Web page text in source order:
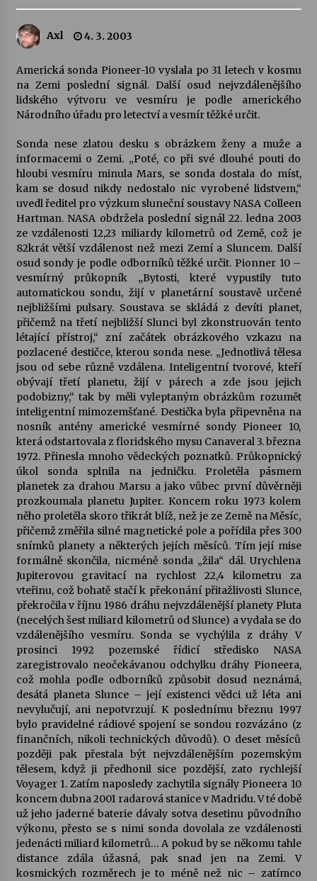
Veselí muzikanti
Pozvánka na integrační festival Quijotova
šedesátka: 28. 7.–1. 8. 2026
28. 7. 2026
Jenakaši
28. 7. 2026
Votavžatský ploty
23. 7. 2026
Letní koncerty ve Stromovce: Rufus Miller
22. 7. 2026
Vysočinka
17. 7. 2026
Ozvěny prázdnin
14. 7. 2026
Za kulturou kousek za Humpolec. V Želivě ožije
odkaz Josefa Čapka
13. 7. 2026
Varhanní recitál Michala Novenka v Klášteře
Želiv
3. 7. 2026
Petr Adamec – Malovaný svět
30. 6. 2026
Axl 4. 3. 2003
Americká sonda Pioneer-10 vyslala po 31 letech v kosmu
na Zemi poslední signál. Další osud nejvzdálenějšího
lidského výtvoru ve vesmíru je podle amerického
Národního úřadu pro letectví a vesmír těžké určit.
Sonda nese zlatou desku s obrázkem ženy a muže a
informacemi o Zemi. „Poté, co při své dlouhé pouti do
hloubi vesmíru minula Mars, se sonda dostala do míst,
kam se dosud nikdy nedostalo nic vyrobené lidstvem,“
uvedl ředitel pro výzkum sluneční soustavy NASA Colleen
Hartman. NASA obdržela poslední signál 22. ledna 2003
ze vzdálenosti 12,23 miliardy kilometrů od Země, což je
82krát větší vzdálenost než mezi Zemí a Sluncem. Další
osud sondy je podle odborníků těžké určit. Pionner 10 –
vesmírný průkopník „Bytosti, které vypustily tuto
automatickou sondu, žijí v planetární soustavě určené
nejbližšími pulsary. Soustava se skládá z devíti planet,
přičemž na třetí nejbližší Slunci byl zkonstruován tento
létající přístroj,“ zní začátek obrázkového vzkazu na
pozlacené destičce, kterou sonda nese. „Jednotlivá tělesa
jsou od sebe různě vzdálena. Inteligentní tvorové, kteří
obývají třetí planetu, žijí v párech a zde jsou jejich
podobizny,“ tak by měli vyleptaným obrázkům rozumět
inteligentní mimozemšťané. Destička byla připevněna na
nosník antény americké vesmírné sondy Pioneer 10,
která odstartovala z floridského mysu Canaveral 3. března
1972. Přinesla mnoho vědeckých poznatků. Průkopnický
úkol sonda splnila na jedničku. Proletěla pásmem
planetek za drahou Marsu a jako vůbec první důvěrněji
prozkoumala planetu Jupiter. Koncem roku 1973 kolem
něho proletěla skoro třikrát blíž, než je ze Země na Měsíc,
přičemž změřila silné magnetické pole a pořídila přes 300
snímků planety a některých jejích měsíců. Tím její mise
formálně skončila, nicméně sonda „žila“ dál. Urychlena
Jupiterovou gravitací na rychlost 22,4 kilometru za
vteřinu, což bohatě stačí k překonání přitažlivosti Slunce,
překročila v říjnu 1986 dráhu nejvzdálenější planety Pluta
(necelých šest miliard kilometrů od Slunce) a vydala se do
vzdálenějšího vesmíru. Sonda se vychýlila z dráhy V
prosinci 1992 pozemské řídicí středisko NASA
zaregistrovalo neočekávanou odchylku dráhy Pioneera,
což mohla podle odborníků způsobit dosud neznámá,
desátá planeta Slunce – její existenci vědci už léta ani
nevylučují, ani nepotvrzují. K poslednímu březnu 1997
bylo pravidelné rádiové spojení se sondou rozvázáno (z
finančních, nikoli technických důvodů). O deset měsíců
později pak přestala být nejvzdálenějším pozemským
tělesem, když ji předhonil sice pozdější, zato rychlejší
Voyager 1. Zatím naposledy zachytila signály Pioneera 10
koncem dubna 2001 radarová stanice v Madridu. V té době
už jeho jaderné baterie dávaly sotva desetinu původního
výkonu, přesto se s nimi sonda dovolala ze vzdálenosti
jedenácti miliard kilometrů… A pokud by se někomu tahle
distance zdála úžasná, pak snad jen na Zemi. V
kosmických rozměrech je to méně než nic – zatímco